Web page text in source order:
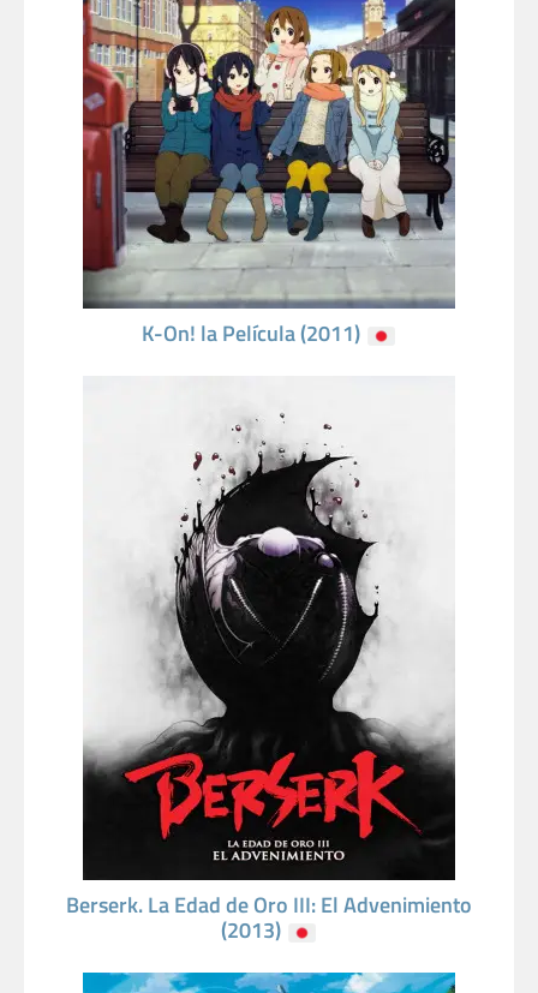
K-On! la Película (2011)
Berserk. La Edad de Oro III: El Advenimiento
(2013)